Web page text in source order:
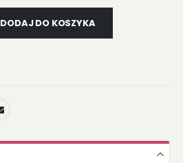
DODAJ DO KOSZYKA